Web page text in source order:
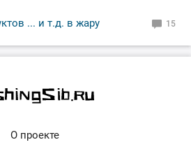
... и т.д. в жару 15
О проекте